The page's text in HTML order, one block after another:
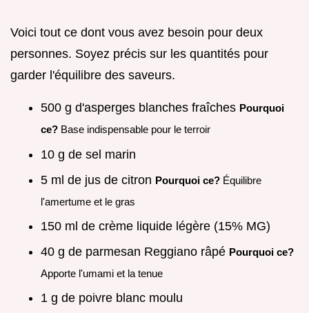
Voici tout ce dont vous avez besoin pour deux
personnes. Soyez précis sur les quantités pour
garder l'équilibre des saveurs.
500 g d'asperges blanches fraîches Pourquoi
ce? Base indispensable pour le terroir
10 g de sel marin
5 ml de jus de citron Pourquoi ce? Équilibre
l'amertume et le gras
150 ml de crème liquide légère (15% MG)
40 g de parmesan Reggiano râpé Pourquoi ce?
Apporte l'umami et la tenue
1 g de poivre blanc moulu